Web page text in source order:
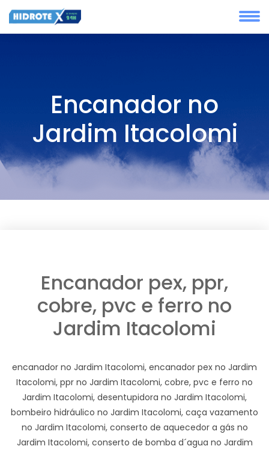
Encanador no
Jardim Itacolomi
Encanador pex, ppr,
cobre, pvc e ferro no
Jardim Itacolomi
encanador no Jardim Itacolomi, encanador pex no Jardim
Itacolomi, ppr no Jardim Itacolomi, cobre, pvc e ferro no
Jardim Itacolomi, desentupidora no Jardim Itacolomi,
bombeiro hidráulico no Jardim Itacolomi, caça vazamento
no Jardim Itacolomi, conserto de aquecedor a gás no
Jardim Itacolomi, conserto de bomba d´agua no Jardim